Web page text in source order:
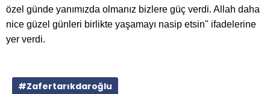
özel günde yanımızda olmanız bizlere güç verdi. Allah daha
nice güzel günleri birlikte yaşamayı nasip etsin" ifadelerine
yer verdi.
#Zafertarıkdaroğlu